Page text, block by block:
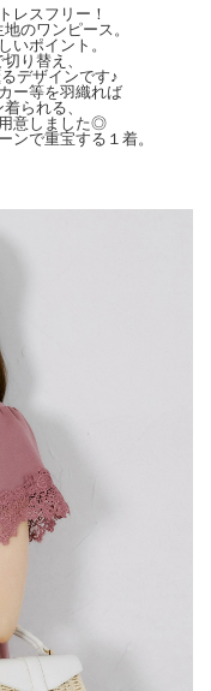
ック
り方により誤差が出る場合が
が出ます。 ライティングや
る場合、物撮り画像の方が実
ちらを参考にしてくださいま
レスフリー！
のワンピース。
いポイント。
り替え、
デザインです♪
ー等を羽織れば
られる、
意しました◎
ンで重宝する１着。